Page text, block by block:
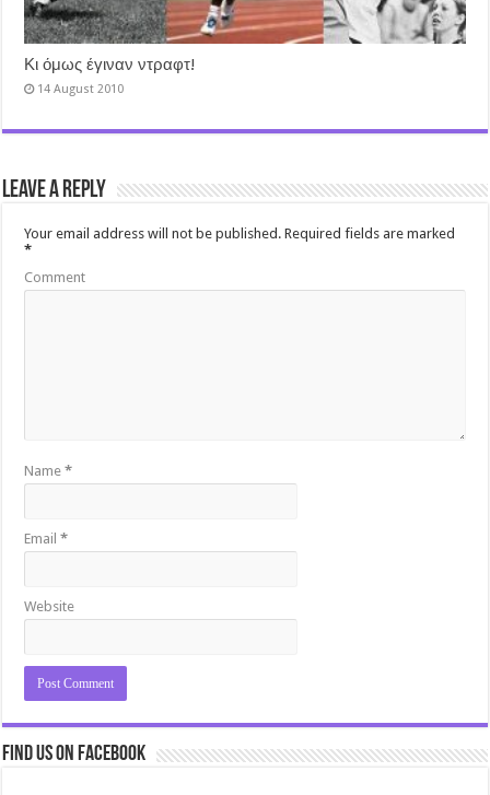
Κι όμως έγιναν ντραφτ!
14 August 2010
Leave a Reply
Your email address will not be published. Required fields are marked
*
Comment
Name*
Email*
Website
Find us on Facebook